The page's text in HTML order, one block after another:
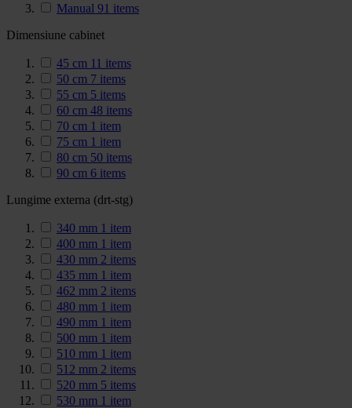
Manual 91 items
Dimensiune cabinet
45 cm 11 items
50 cm 7 items
55 cm 5 items
60 cm 48 items
70 cm 1 item
75 cm 1 item
80 cm 50 items
90 cm 6 items
Lungime externa (drt-stg)
340 mm 1 item
400 mm 1 item
430 mm 2 items
435 mm 1 item
462 mm 2 items
480 mm 1 item
490 mm 1 item
500 mm 1 item
510 mm 1 item
512 mm 2 items
520 mm 5 items
530 mm 1 item